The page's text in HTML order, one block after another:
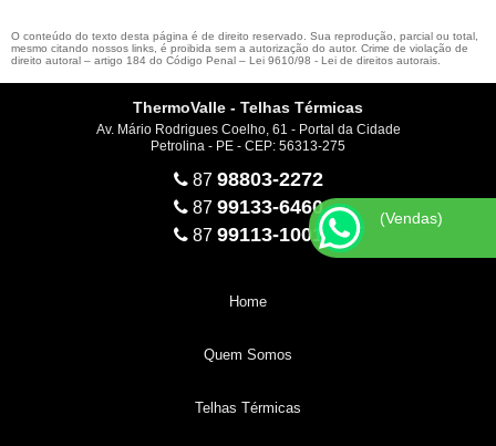
O conteúdo do texto desta página é de direito reservado. Sua reprodução, parcial ou total,
mesmo citando nossos links, é proibida sem a autorização do autor. Crime de violação de
direito autoral – artigo 184 do Código Penal – Lei 9610/98 - Lei de direitos autorais
ThermoValle - Telhas Térmicas
Av. Mário Rodrigues Coelho, 61 - Portal da Cidade
Petrolina - PE - CEP: 56313-275
87 98803-2272
87 99133-6460
87 99113-1001
Home
Quem Somos
Telhas Térmicas
(Vendas)